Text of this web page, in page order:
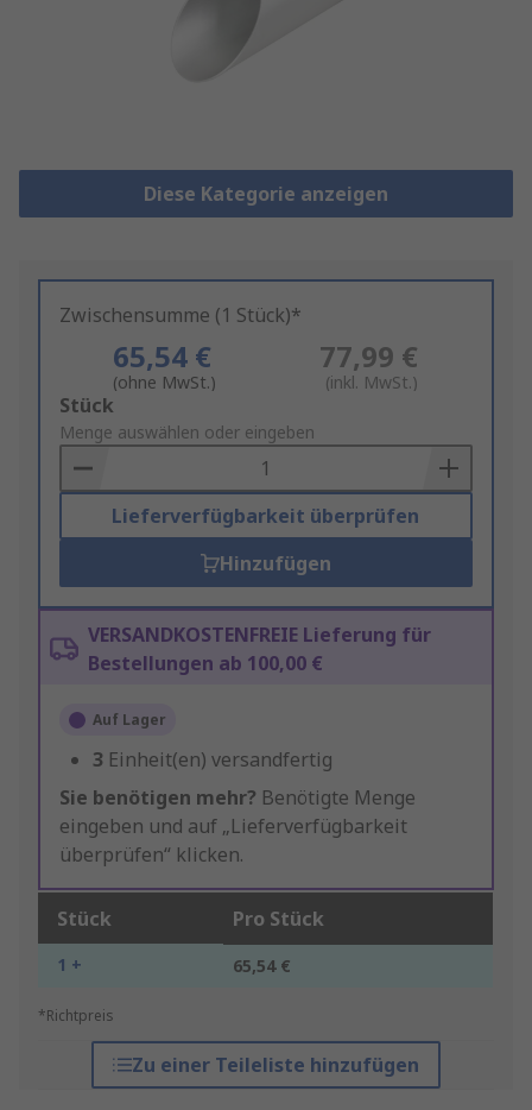
Diese Kategorie anzeigen
Zwischensumme (1 Stück)*
65,54 €
(ohne MwSt.)
77,99 €
(inkl. MwSt.)
Add
to
Basket
Stück
Menge auswählen oder eingeben
Lieferverfügbarkeit überprüfen
Hinzufügen
VERSANDKOSTENFREIE Lieferung für
Bestellungen ab 100,00 €
Auf Lager
3 Einheit(en) versandfertig
Sie benötigen mehr? Benötigte Menge
eingeben und auf „Lieferverfügbarkeit
überprüfen“ klicken.
Stück Pro Stück
1 + 65,54 €
*Richtpreis
Zu einer Teileliste hinzufügen